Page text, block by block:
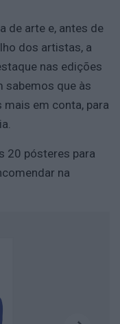
de arte e, antes de
dos artistas, a
nas edições
sabemos que às
em conta, para
20 pósteres para
na